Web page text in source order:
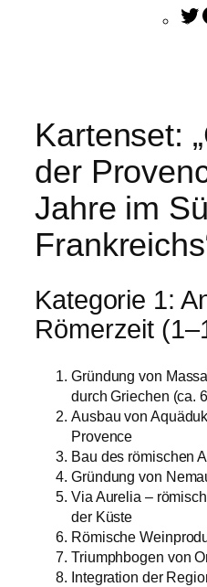
Kartenset:
der
Jahre im
Kategorie 1:
Römerzeit
Gründung von
durch Griechen (ca.
Ausbau von
Provence
Bau des römischen
Gründung von
Via Aurelia –
der Küste
Römische
Triumphbogen von
Integration der